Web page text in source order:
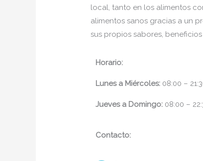
local, tanto en los alimentos
alimentos sanos gracias a un
sus propios sabores,
Horario:
Lunes a Miércoles: 08:00 –
Jueves a Domingo: 08:00 –
Contacto: